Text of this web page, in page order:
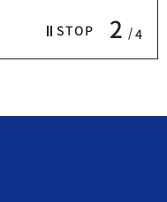
STOP 3 4